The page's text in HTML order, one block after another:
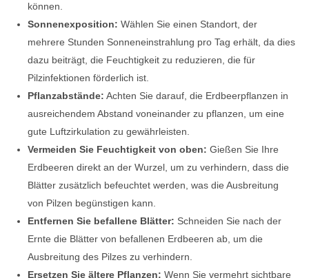
können.
Sonnenexposition: Wählen Sie einen Standort, der
mehrere Stunden Sonneneinstrahlung pro Tag erhält, da dies
dazu beiträgt, die Feuchtigkeit zu reduzieren, die für
Pilzinfektionen förderlich ist.
Pflanzabstände: Achten Sie darauf, die Erdbeerpflanzen in
ausreichendem Abstand voneinander zu pflanzen, um eine
gute Luftzirkulation zu gewährleisten.
Vermeiden Sie Feuchtigkeit von oben: Gießen Sie Ihre
Erdbeeren direkt an der Wurzel, um zu verhindern, dass die
Blätter zusätzlich befeuchtet werden, was die Ausbreitung
von Pilzen begünstigen kann.
Entfernen Sie befallene Blätter: Schneiden Sie nach der
Ernte die Blätter von befallenen Erdbeeren ab, um die
Ausbreitung des Pilzes zu verhindern.
Ersetzen Sie ältere Pflanzen: Wenn Sie vermehrt sichtbare